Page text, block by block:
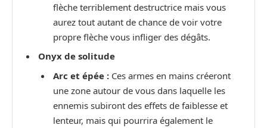
flèche terriblement destructrice mais vous
aurez tout autant de chance de voir votre
propre flèche vous infliger des dégâts.
Onyx de solitude
Arc et épée : Ces armes en mains créeront
une zone autour de vous dans laquelle les
ennemis subiront des effets de faiblesse et
lenteur, mais qui pourrira également le